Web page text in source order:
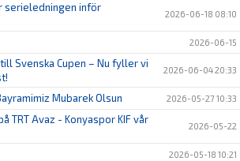
serieledningen inför
2026-06-18 08:10
2026-06-15
Svenska Cupen – Nu fyller vi
2026-06-04 20:33
Mubarek Olsun 2026-05-27 10:33
TRT Avaz - Konyaspor KIF vår
2026-05-22
2026-05-18 10:21